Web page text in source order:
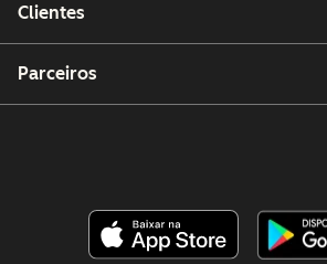
Clientes
Parceiros